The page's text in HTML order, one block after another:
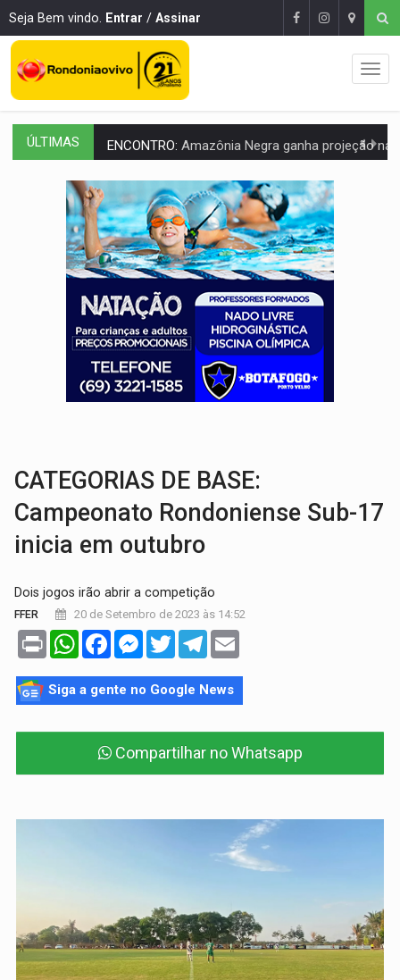
Seja Bem vindo. Entrar / Assinar
ÚLTIMAS ENCONTRO: Amazônia Negra ganha projeção nacional com participação de
PREVISÃO:Porto Velho tem chances de chuvas isoladas nesta
SINDICATOS UNIDOS:Assembleia Geral delibera greve da educação
PROCESSO SELETIVO:Rondoniaovivo abre oficina de Comunicação com
AGOSTO LILÁS:MPRO lança de portal e promove reflexão sobre trajetória da
REGULARIZAÇÃO: Refis 2026 segue até o fim do ano para
ROLIM DE MOURA:Programa da Energisa beneficia 60 famílias com geladeiras
VIOLÊNCIA VICÁRIA:MPRO obtém condenação de réu a 21 anos de prisão
CATEGORIAS DE BASE:
Campeonato Rondoniense Sub-17
inicia em outubro
Dois jogos irão abrir a competição
FFER 20 de Setembro de 2023 às 14:52
Print WhatsAppFacebookMessenger
TwitterTelegram
Siga a gente no Google News
Compartilhar no Whatsapp